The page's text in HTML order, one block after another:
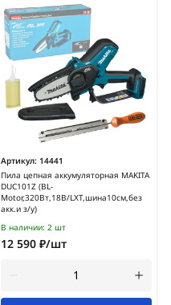
Артикул: 14441
Пила цепная аккумуляторная MAKITA
DUC101Z (BL-
Motor,320Вт,18В/LXT,шина10см,без
акк.и з/у)
В наличии: 2 шт
12 590 ₽/шт